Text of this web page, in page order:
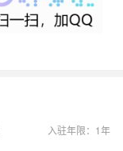
入驻年限： 1年